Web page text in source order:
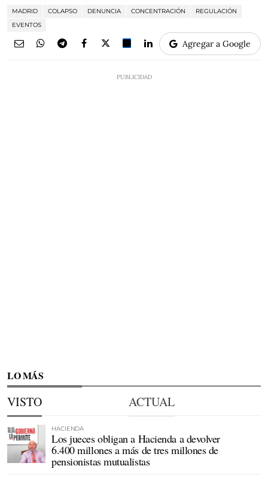
MADRID COLAPSO DENUNCIA CONCENTRACIÓN
REGULACIÓN
EVENTOS
Agregar a Google
LO MÁS
VISTO ACTUAL
HACIENDA
Los jueces obligan a Hacienda a devolver
6.400 millones a más de tres millones de
pensionistas mutualistas